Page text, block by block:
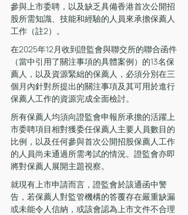
參與上市委聘，以及缺乏具備香港首次公開招
股所需知識、技能和經驗的人員來承擔保薦人
工作（註2）。
在2025年12月收到證監會與聯交所的聯合函件
（當中引用了關注事項的具體案例）的13名保
薦人，以及資源緊絀的保薦人，必須分別在三
個月內針對所提出的關注事項及其可用於進行
保薦人工作的資源完成全面檢討。
所有保薦人均須向證監會申報所承擔的活躍上
市委聘項目相對獲委任保薦人主要人員數目的
比例，以及任何參與首次公開招股保薦人工作
的人員尚未通過所需考試的情況。證監會亦即
將對保薦人展開主題視察。
就現有上市申請而言，證監會於該通函中警
告，若保薦人對監管機構的答覆存在嚴重缺漏
或未能令人信納，或該會認為上市文件不合理